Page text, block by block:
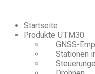
Startseite
Produkte UTM30
GNSS-
Stationen